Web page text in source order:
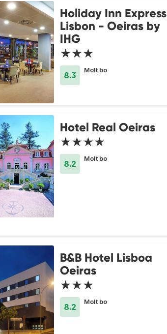
Holiday Inn Express
Lisbon - Oeiras by
IHG
★★★
8.3
Molt bo
Hotel Real Oeiras
★★★★
8.2
Molt bo
B&B Hotel Lisboa
Oeiras
★★★
8.2
Molt bo